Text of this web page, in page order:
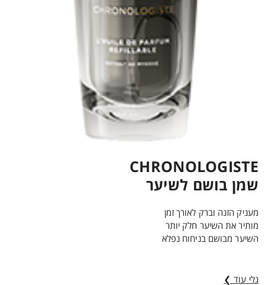
CHRONOLOGISTE
שמן בושם לשיער
מעניק הזנה וברק לאורך זמן
מותיר את השיער חלק יותר
השיער מבושם בניחוח נפלא
גלי עוד ❯